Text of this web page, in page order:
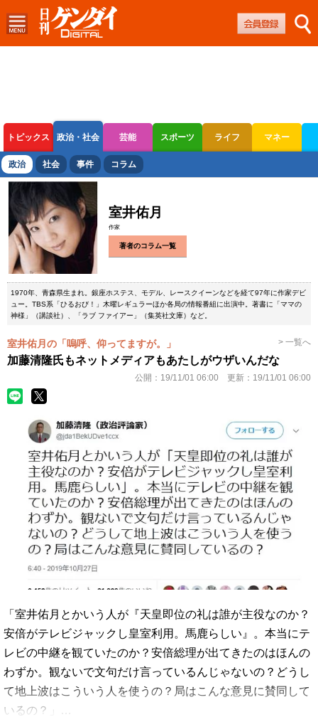
トピックス 政治・社会 芸能 スポーツ ライフ マネー
ボートレース 競輪 オートレース
政治 社会 事件 コラム
室井佑月
作家
著者のコラム一覧
1970年、青森県生まれ。銀座ホステス、モデル、レースクイーンなどを経て97年に作家デビ
ュー。TBS系「ひるおび！」木曜レギュラーほか各局の情報番組に出演中。著書に「ママの
神様」（講談社）、「ラブ ファイアー」（集英社文庫）など。
室井佑月の「嗚呼、仰ってますが。」 > 一覧へ
加藤清隆氏もネットメディアもあたしがウザいんだな
公開： 19/11/01 06:00 更新： 19/11/01 06:00
「室井佑月とかいう人が『天皇即位の礼は誰が主役なのか？
安倍がテレビジャックし皇室利用。馬鹿らしい』。本当にテ
レビの中継を観ていたのか？安倍総理が出てきたのはほんの
わずか。観ないで文句だけ言っているんじゃないの？どうし
て地上波はこういう人を使うの？局はこんな意見に賛同して
いるの？」…